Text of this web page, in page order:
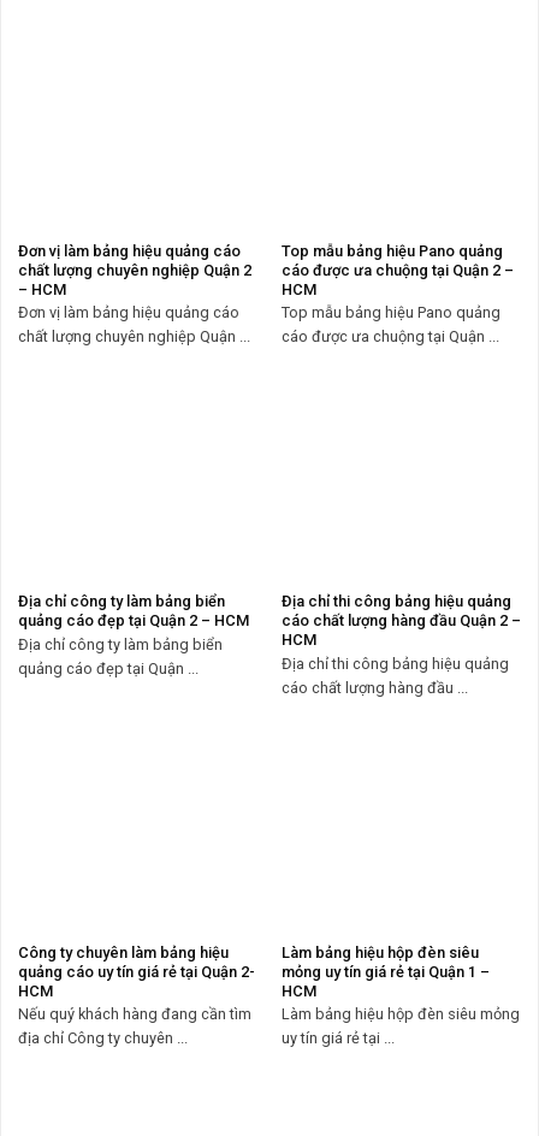
Đơn vị làm bảng hiệu quảng cáo
chất lượng chuyên nghiệp Quận 2
– HCM
Đơn vị làm bảng hiệu quảng cáo
chất lượng chuyên nghiệp Quận ...
Top mẫu bảng hiệu Pano quảng
cáo được ưa chuộng tại Quận 2 –
HCM
Top mẫu bảng hiệu Pano quảng
cáo được ưa chuộng tại Quận ...
Địa chỉ công ty làm bảng biển
quảng cáo đẹp tại Quận 2 – HCM
Địa chỉ công ty làm bảng biển
quảng cáo đẹp tại Quận ...
Địa chỉ thi công bảng hiệu quảng
cáo chất lượng hàng đầu Quận 2 –
HCM
Địa chỉ thi công bảng hiệu quảng
cáo chất lượng hàng đầu ...
Công ty chuyên làm bảng hiệu
quảng cáo uy tín giá rẻ tại Quận 2-
HCM
Nếu quý khách hàng đang cần tìm
địa chỉ Công ty chuyên ...
Làm bảng hiệu hộp đèn siêu
mỏng uy tín giá rẻ tại Quận 1 –
HCM
Làm bảng hiệu hộp đèn siêu mỏng
uy tín giá rẻ tại ...